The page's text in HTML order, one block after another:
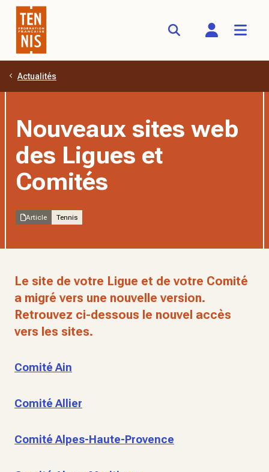
Aller au contenu principal
Actualités
Nouveaux sites web
des Ligues et
Comités
Article Tennis
Le site de votre Ligue et de votre Comité
a migré vers une nouvelle version.
Retrouvez ci-dessous le nouvel accès
vers les sites.
Comité Ain
Comité Allier
Comité Alpes-Haute-Provence